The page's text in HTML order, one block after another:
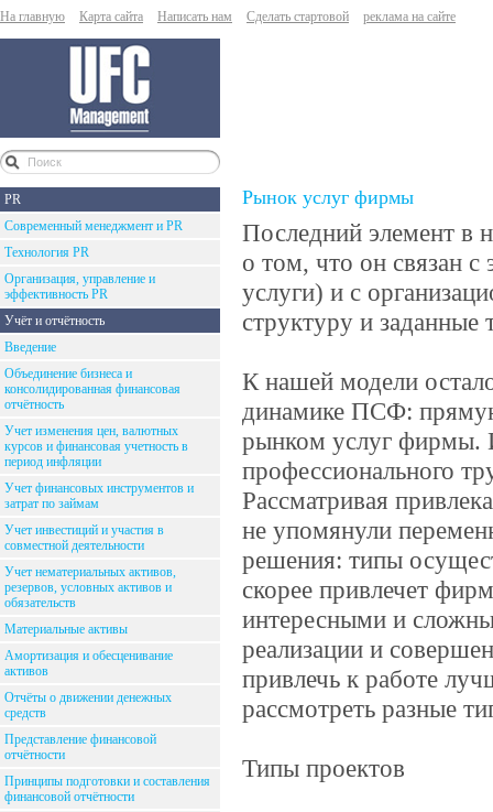
На главную Карта сайта Написать нам Сделать стартовой реклама на сайте
PR
Современный менеджмент и PR
Технология PR
Организация, управление и
эффективность PR
Учёт и отчётность
Введение
Объединение бизнеса и
консолидированная финансовая
отчётность
Учет изменения цен, валютных
курсов и финансовая учетность в
период инфляции
Учет финансовых инструментов и
затрат по займам
Учет инвестиций и участия в
совместной деятельности
Учет нематериальных активов,
резервов, условных активов и
обязательств
Материальные активы
Амортизация и обесценивание
активов
Отчёты о движении денежных
средств
Представление финансовой
отчётности
Принципы подготовки и составления
финансовой отчётности
Рынок услуг фирмы
Последний элемент
о том, что он связан
услуги) и с
структуру и заданные
К нашей модели
динамике ПСФ:
рынком услуг фирмы.
профессионального
Рассматривая
не упомянули
решения: типы
скорее привлечет
интересными и
реализации и
привлечь к работе
рассмотреть разные
Типы проектов